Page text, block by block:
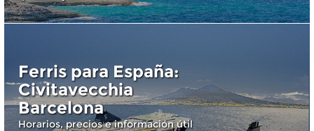
Ferris para España:
Civitavecchia
Barcelona
Horarios, precios e información útil